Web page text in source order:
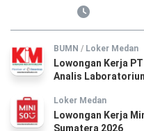
BUMN / Loker Medan
Lowongan Kerja
Analis
Loker Medan
Lowongan Kerja
Sumatera 2026